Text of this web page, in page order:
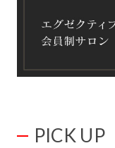
PICK UP